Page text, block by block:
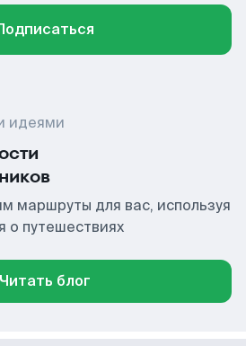
идеями
маршруты для вас, используя
о путешествиях
Читать блог